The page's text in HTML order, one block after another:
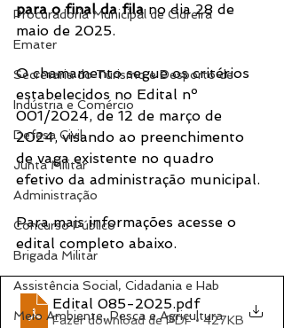
Procuradoria Municipal de Cidreira
Emater
Secretaria do Turismo e Desporto de
Indústria e Comércio
Defesa Civil
Junta Militar
Administração
Concurso Público
Brigada Militar
Assistência Social, Cidadania e Hab
Meio Ambiente, Pesca e Agricultura
para o final da fila no dia 28 de
maio de 2025.
O chamamento segue os critérios
estabelecidos no Edital nº
001/2024, de 12 de março de
2024, visando ao preenchimento
de vaga existente no quadro
efetivo da administração municipal.
Para mais informações acesse o
edital completo abaixo.
Edital 085-2025.pdf
Fazer download de PDF • 427KB